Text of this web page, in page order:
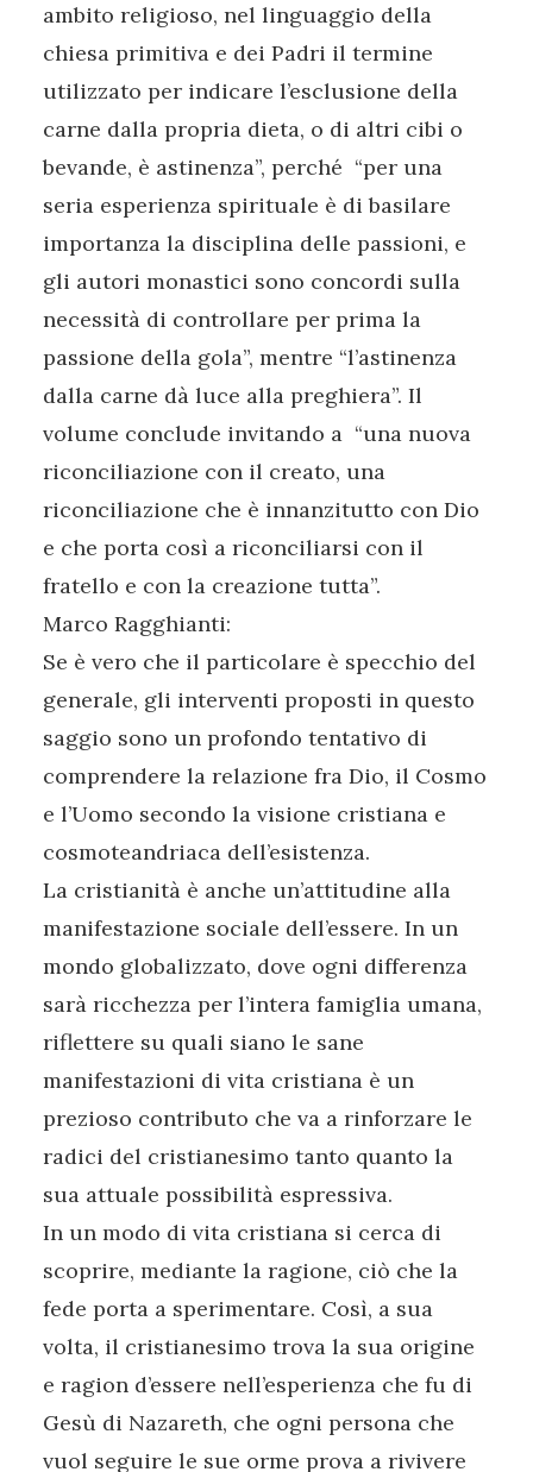
ambito religioso, nel linguaggio della
chiesa primitiva e dei Padri il termine
utilizzato per indicare l’esclusione della
carne dalla propria dieta, o di altri cibi o
bevande, è astinenza”, perché “per una
seria esperienza spirituale è di basilare
importanza la disciplina delle passioni, e
gli autori monastici sono concordi sulla
necessità di controllare per prima la
passione della gola”, mentre “l’astinenza
dalla carne dà luce alla preghiera”. Il
volume conclude invitando a “una nuova
riconciliazione con il creato, una
riconciliazione che è innanzitutto con Dio
e che porta così a riconciliarsi con il
fratello e con la creazione tutta”.
Marco Ragghianti:
Se è vero che il particolare è specchio del
generale, gli interventi proposti in questo
saggio sono un profondo tentativo di
comprendere la relazione fra Dio, il Cosmo
e l’Uomo secondo la visione cristiana e
cosmoteandriaca dell’esistenza.
La cristianità è anche un’attitudine alla
manifestazione sociale dell’essere. In un
mondo globalizzato, dove ogni differenza
sarà ricchezza per l’intera famiglia umana,
riflettere su quali siano le sane
manifestazioni di vita cristiana è un
prezioso contributo che va a rinforzare le
radici del cristianesimo tanto quanto la
sua attuale possibilità espressiva.
In un modo di vita cristiana si cerca di
scoprire, mediante la ragione, ciò che la
fede porta a sperimentare. Così, a sua
volta, il cristianesimo trova la sua origine
e ragion d’essere nell’esperienza che fu di
Gesù di Nazareth, che ogni persona che
vuol seguire le sue orme prova a rivivere